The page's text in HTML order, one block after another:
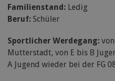
Familienstand: Ledig
Beruf: Schüler
Sportlicher Werdegang:
Mutterstadt, von E bis B
A Jugend wieder bei der FG